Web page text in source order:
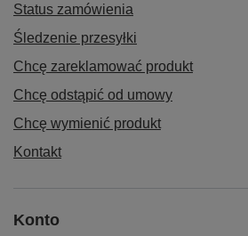
Status zamówienia
Śledzenie przesyłki
Chcę zareklamować produkt
Chcę odstąpić od umowy
Chcę wymienić produkt
Kontakt
Konto